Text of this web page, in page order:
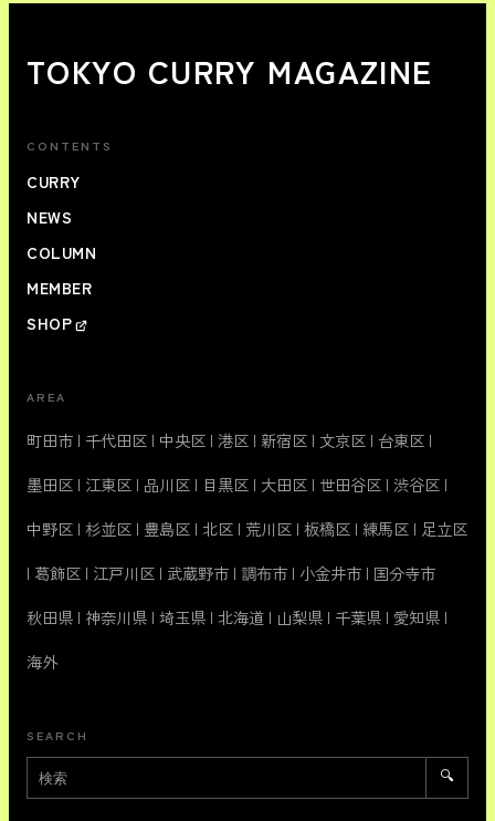
TOKYO CURRY MAGAZINE
CONTENTS
CURRY
NEWS
COLUMN
MEMBER
SHOP
AREA
町田市 | 千代田区 | 中央区 | 港区 | 新宿区 | 文京区 | 台東区 |
墨田区 | 江東区 | 品川区 | 目黒区 | 大田区 | 世田谷区 | 渋谷区 |
中野区 | 杉並区 | 豊島区 | 北区 | 荒川区 | 板橋区 | 練馬区 | 足立区
| 葛飾区 | 江戸川区 | 武蔵野市 | 調布市 | 小金井市 | 国分寺市
秋田県 | 神奈川県 | 埼玉県 | 北海道 | 山梨県 | 千葉県 | 愛知県 |
海外
SEARCH
🔍